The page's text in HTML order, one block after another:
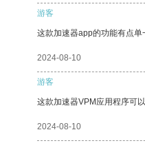
游客
这款加速器app的功能有点单
2024-08-10
游客
这款加速器VPM应用程序可
2024-08-10